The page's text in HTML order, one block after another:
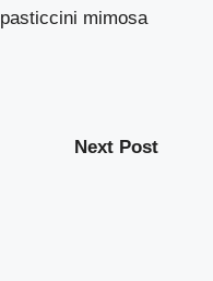
pasticcini mimosa
Next Post